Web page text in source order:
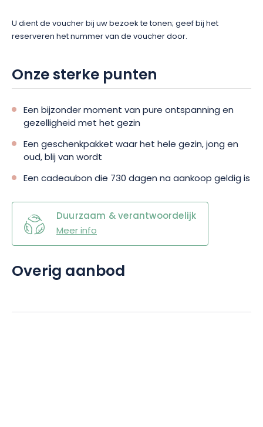
U dient de voucher bij uw bezoek te tonen; geef bij het
reserveren het nummer van de voucher door.
Onze sterke punten
Een bijzonder moment van pure ontspanning en
gezelligheid met het gezin
Een geschenkpakket waar het hele gezin, jong en
oud, blij van wordt
Een cadeaubon die 730 dagen na aankoop geldig is
Duurzaam & verantwoordelijk
Meer info
Overig aanbod